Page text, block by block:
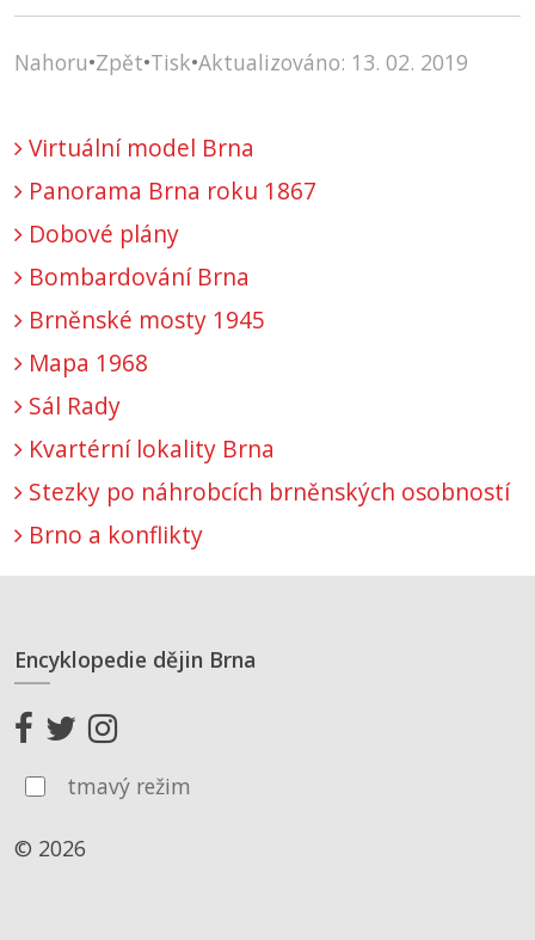
Nahoru•Zpět•Tisk•Aktualizováno: 13. 02. 2019
Virtuální model Brna
Panorama Brna roku 1867
Dobové plány
Bombardování Brna
Brněnské mosty 1945
Mapa 1968
Sál Rady
Kvartérní lokality Brna
Stezky po náhrobcích brněnských osobností
Brno a konflikty
Encyklopedie dějin Brna
tmavý režim
© 2026